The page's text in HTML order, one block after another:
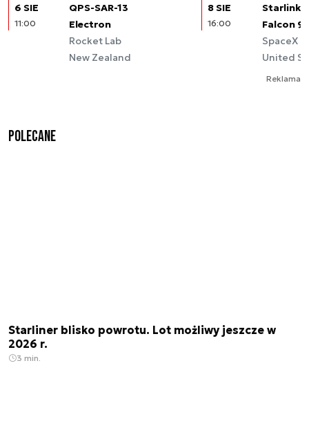
6 SIE
11:00
QPS-SAR-13
Electron
Rocket Lab
New Zealand
8 SIE
16:00
Starlink
Falcon 9
SpaceX
United
Reklama
Polecane
Starliner blisko powrotu. Lot możliwy jeszcze w
2026 r.
3 min.